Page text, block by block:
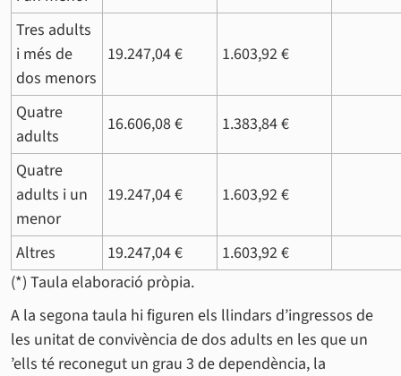
Tres adults
i més de
dos menors
19.247,04 € 1.603,92 €
Quatre
adults
16.606,08 € 1.383,84 €
Quatre
adults i un
menor
19.247,04 € 1.603,92 €
Altres 19.247,04 €
1.603,92 €
(*) Taula elaboració pròpia.
A la segona taula hi figuren els llindars d’ingressos de
les unitat de convivència de dos adults en les que un
’ells té reconegut un grau 3 de dependència, la